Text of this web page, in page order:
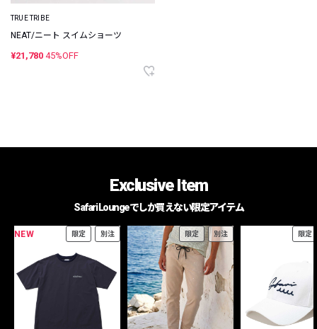
TRUE TRIBE
NEAT/ニート スイムショーツ
¥21,780 45%OFF
Exclusive Item
Safari Loungeでしか買えない限定アイテム
NEW 限定 別注 限定 別注 限定